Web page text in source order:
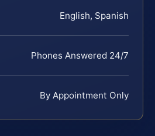
English, Spanish
Phones Answered 24/7
By Appointment Only